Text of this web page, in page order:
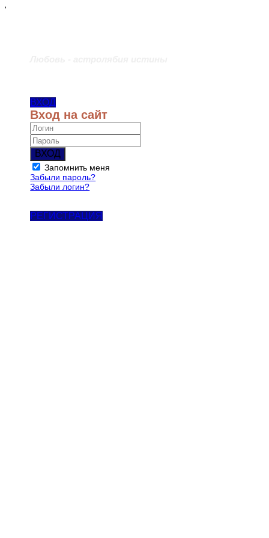
'
ВХОД
Вход на сайт
ВХОД
Запомнить меня
Забыли пароль?
Забыли логин?
РЕГИСТРАЦИЯ